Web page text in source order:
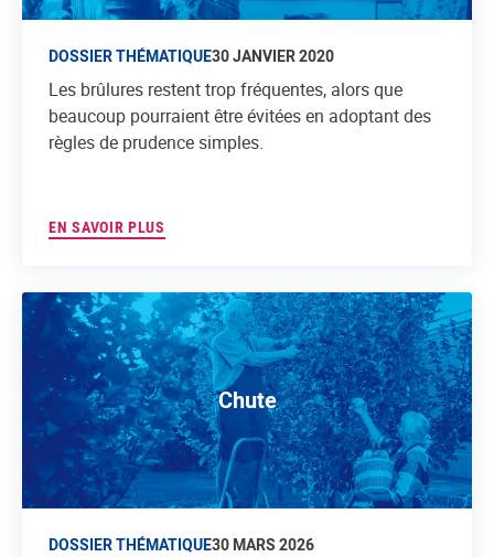
DOSSIER THÉMATIQUE30 JANVIER 2020
Les brûlures restent trop fréquentes, alors que
beaucoup pourraient être évitées en adoptant des
règles de prudence simples.
EN SAVOIR PLUS
Chute
DOSSIER THÉMATIQUE30 MARS 2026